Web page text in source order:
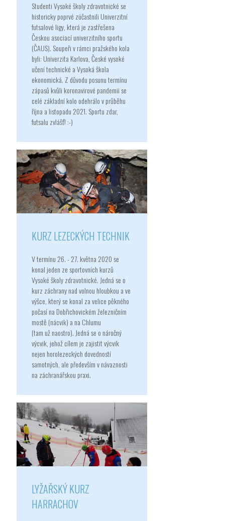
Studenti Vysoké školy zdravotnické se
historicky poprvé zúčastnili Univerzitní
futsalové ligy, která je zastřešena
Českou asociací univerzitního sportu
(ČAUS). Soupeři v rámci pražského kola
byli: Univerzita Karlova, České vysoké
učení technické a Vysoká škola
ekonomická. Z důvodu posunu termínu
zápasů kvůli koronavirové pandemii se
celé základní kolo odehrálo v průběhu
října a listopadu 2021. Sportu zdar,
futsalu zvlášť! :-)
KURZ LEZECKÝCH TECHNIK
V termínu 26. - 27. května 2020 se
konal jeden ze sportovních kurzů
Vysoké školy zdravotnické. Jedná se o
kurz záchrany nad volnou hloubkou a ve
výšce, který se konal za velice pěkného
počasí na Dobřichovickém železničním
mostě (nácvik) a na Chlumu
(tam už naostro). Jedná se o náročný
výcvik, jehož cílem je zajistit výcvik
nejen horolezeckých dovedností
samotných, ale především v návaznosti
na záchranářskou praxi.
LYŽAŘSKÝ KURZ
HARRACHOV